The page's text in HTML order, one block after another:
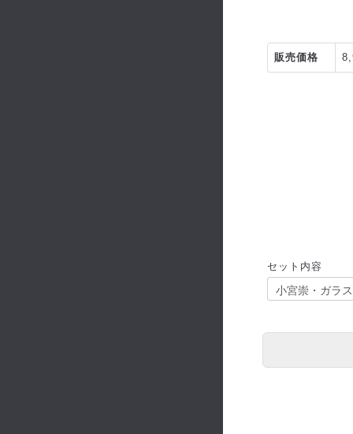
販売価格
セット内容